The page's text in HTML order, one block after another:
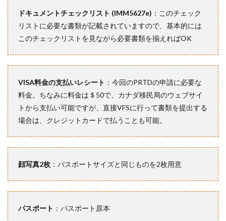
ドキュメントチェックリスト (IMM5627e) ：このチェック
リストに必要な書類が記載されていますので、基本的には
このチェックリストを見ながら必要書類を揃えればOK
VISA料金の支払いレシート ：今回のPRTDの申請に必要な
料金。ちなみに料金は＄50で、カナダ移民局のウェブサイ
トから支払い可能ですが、直接VFSに行って書類を提出する
場合は、クレジットカードで払うことも可能。
顔写真2枚 ：パスポートサイズと同じものを2枚用意
パスポート ：パスポート原本